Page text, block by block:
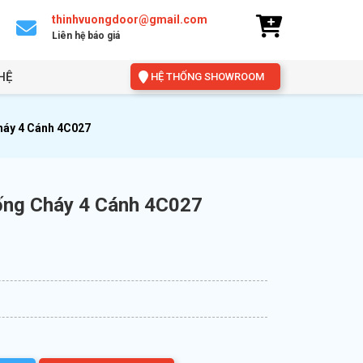
thinhvuongdoor@gmail.com
Liên hệ báo giá
HỆ THỐNG SHOWROOM
4 Cánh 4C027
Cháy 4 Cánh 4C027